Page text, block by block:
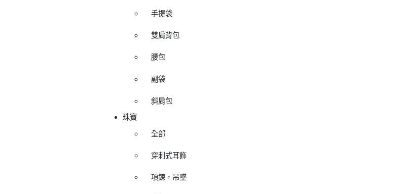
手提袋
雙肩背包
腰包
副袋
斜肩包
珠寶
全部
穿刺式耳飾
項鍊，吊墜